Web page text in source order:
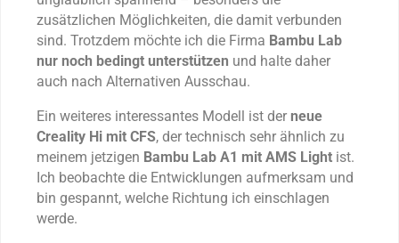
zusätzlichen Möglichkeiten, die damit verbunden
sind. Trotzdem möchte ich die Firma Bambu Lab
nur noch bedingt unterstützen und halte daher
auch nach Alternativen Ausschau.
Ein weiteres interessantes Modell ist der neue
Creality Hi mit CFS, der technisch sehr ähnlich zu
meinem jetzigen Bambu Lab A1 mit AMS Light ist.
Ich beobachte die Entwicklungen aufmerksam und
bin gespannt, welche Richtung ich einschlagen
werde.